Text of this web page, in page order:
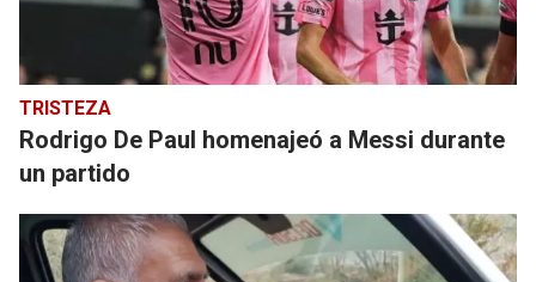
TRISTEZA
Rodrigo De Paul homenajeó a Messi durante
un partido